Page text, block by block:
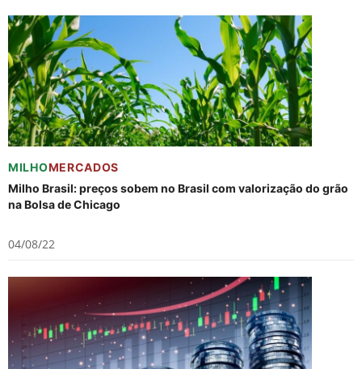
MILHOMERCADOS
Milho Brasil: preços sobem no Brasil com valorização do grão
na Bolsa de Chicago
04/08/22